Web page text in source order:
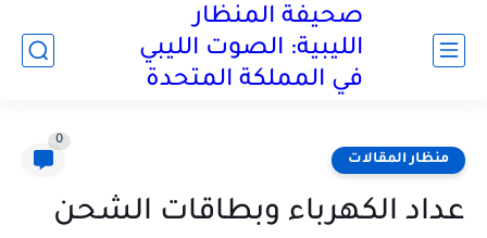
صحيفة المنظار
الليبية: الصوت الليبي
في المملكة المتحدة
منظار المقالات
0
عداد الكهرباء وبطاقات الشحن